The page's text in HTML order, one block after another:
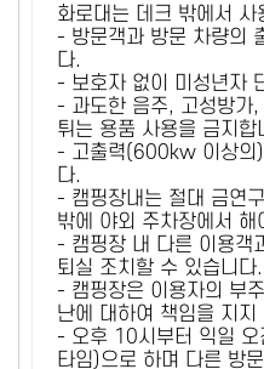
화로대는 데크 밖에서 사
- 방문객과 방문 차량의
다.
- 보호자 없이 미성년자
- 과도한 음주, 고성방가,
튀는 용품 사용을 금지합
- 고출력(600kw 이상의)
다.
- 캠핑장내는 절대 금연
밖에 야외 주차장에서 해
- 캠핑장 내 다른 이용객
퇴실 조치할 수 있습니다.
- 캠핑장은 이용자의 부
난에 대하여 책임을 지지
- 오후 10시부터 익일
타임)으로 하며 다른 방